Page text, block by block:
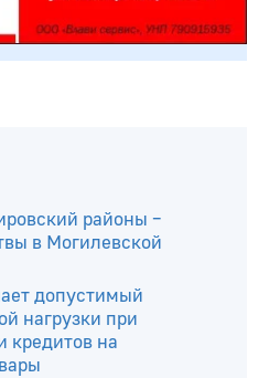
районы –
в Могилевской
допустимый
нагрузки при
кредитов на